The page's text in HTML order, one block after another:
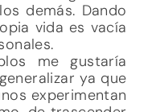
demás. Dando
vida es vacía
me gustaría
ya que
experimentan